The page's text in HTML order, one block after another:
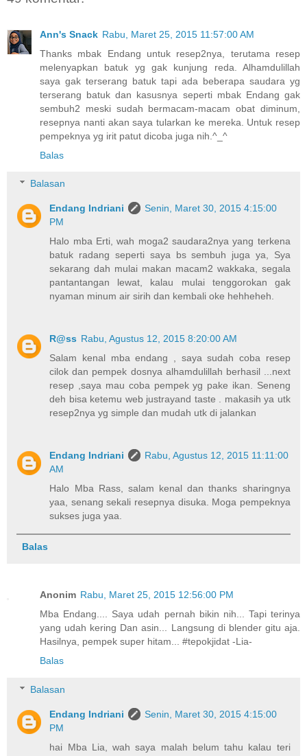
Ann's Snack Rabu, Maret 25, 2015 11:57:00 AM
Thanks mbak Endang untuk resep2nya, terutama resep
melenyapkan batuk yg gak kunjung reda. Alhamdulillah
saya gak terserang batuk tapi ada beberapa saudara yg
terserang batuk dan kasusnya seperti mbak Endang gak
sembuh2 meski sudah bermacam-macam obat diminum,
resepnya nanti akan saya tularkan ke mereka. Untuk resep
pempeknya yg irit patut dicoba juga nih.^_^
Balas
Balasan
Endang Indriani
Senin, Maret 30, 2015 4:15:00
PM
Halo mba Erti, wah moga2 saudara2nya yang terkena
batuk radang seperti saya bs sembuh juga ya, Sya
sekarang dah mulai makan macam2 wakkaka, segala
pantantangan lewat, kalau mulai tenggorokan gak
nyaman minum air sirih dan kembali oke hehheheh.
R@ss Rabu, Agustus 12, 2015 8:20:00 AM
Salam kenal mba endang , saya sudah coba resep
cilok dan pempek dosnya alhamdulillah berhasil ...next
resep ,saya mau coba pempek yg pake ikan. Seneng
deh bisa ketemu web justrayand taste . makasih ya utk
resep2nya yg simple dan mudah utk di jalankan
Endang Indriani
Rabu, Agustus 12, 2015 11:11:00
AM
Halo Mba Rass, salam kenal dan thanks sharingnya
yaa, senang sekali resepnya disuka. Moga pempeknya
sukses juga yaa.
Balas
Anonim Rabu, Maret 25, 2015 12:56:00 PM
Mba Endang.... Saya udah pernah bikin nih... Tapi terinya
yang udah kering Dan asin... Langsung di blender gitu aja.
Hasilnya, pempek super hitam... #tepokjidat -Lia-
Balas
Balasan
Endang Indriani
Senin, Maret 30, 2015 4:15:00
PM
hai Mba Lia, wah saya malah belum tahu kalau teri